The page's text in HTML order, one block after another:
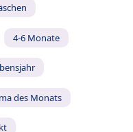
4-6 Monate
des Monats